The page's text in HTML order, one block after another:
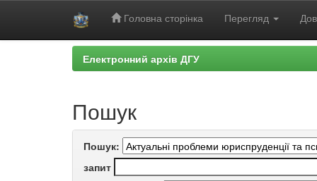
Головна сторінка Перегляд
Електронний архів ДГУ
Пошук
Пошук:
запит